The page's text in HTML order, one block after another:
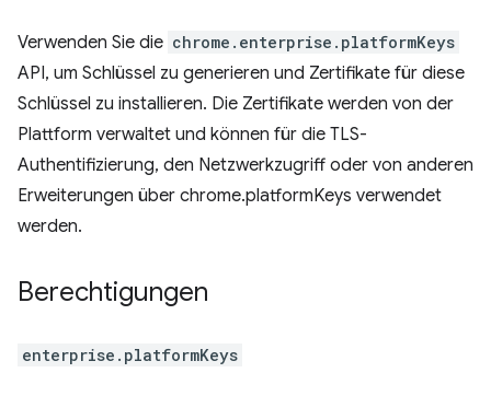
Verwenden Sie die chrome.enterprise.platformKeys
API, um Schlüssel zu generieren und Zertifikate für diese
Schlüssel zu installieren. Die Zertifikate werden von der
Plattform verwaltet und können für die TLS-
Authentifizierung, den Netzwerkzugriff oder von anderen
Erweiterungen über chrome.platformKeys verwendet
werden.
Berechtigungen
enterprise.platformKeys